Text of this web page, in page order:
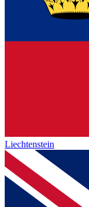
Liechtenstein